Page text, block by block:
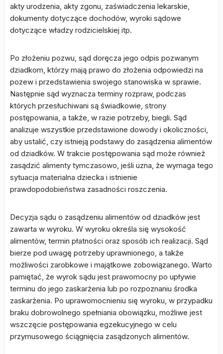
akty urodzenia, akty zgonu, zaświadczenia lekarskie,
dokumenty dotyczące dochodów, wyroki sądowe
dotyczące władzy rodzicielskiej itp.
Po złożeniu pozwu, sąd doręcza jego odpis pozwanym
dziadkom, którzy mają prawo do złożenia odpowiedzi na
pozew i przedstawienia swojego stanowiska w sprawie.
Następnie sąd wyznacza terminy rozpraw, podczas
których przesłuchiwani są świadkowie, strony
postępowania, a także, w razie potrzeby, biegli. Sąd
analizuje wszystkie przedstawione dowody i okoliczności,
aby ustalić, czy istnieją podstawy do zasądzenia alimentów
od dziadków. W trakcie postępowania sąd może również
zasądzić alimenty tymczasowo, jeśli uzna, że wymaga tego
sytuacja materialna dziecka i istnienie
prawdopodobieństwa zasadności roszczenia.
Decyzja sądu o zasądzeniu alimentów od dziadków jest
zawarta w wyroku. W wyroku określa się wysokość
alimentów, termin płatności oraz sposób ich realizacji. Sąd
bierze pod uwagę potrzeby uprawnionego, a także
możliwości zarobkowe i majątkowe zobowiązanego. Warto
pamiętać, że wyrok sądu jest prawomocny po upływie
terminu do jego zaskarżenia lub po rozpoznaniu środka
zaskarżenia. Po uprawomocnieniu się wyroku, w przypadku
braku dobrowolnego spełniania obowiązku, możliwe jest
wszczęcie postępowania egzekucyjnego w celu
przymusowego ściągnięcia zasądzonych alimentów.